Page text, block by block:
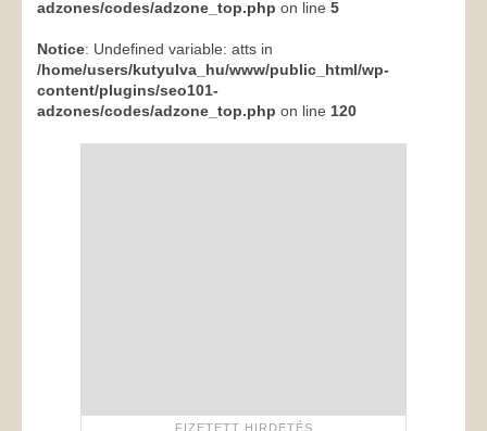
adzones/codes/adzone_top.php on line 5
Notice: Undefined variable: atts in
/home/users/kutyulva_hu/www/public_html/wp-
content/plugins/seo101-
adzones/codes/adzone_top.php on line 120